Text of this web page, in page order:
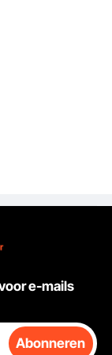
e-mails
Abonneren